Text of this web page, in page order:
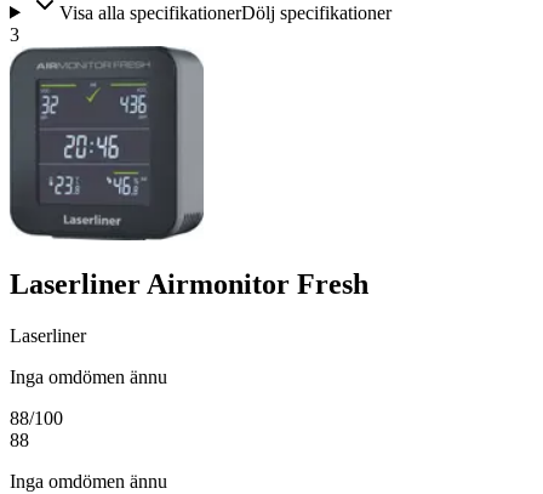
Visa alla specifikationerDölj specifikationer
3
Laserliner Airmonitor Fresh
Laserliner
Inga omdömen ännu
88/100
88
Inga omdömen ännu